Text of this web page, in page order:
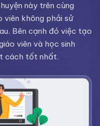
này trên cùng
viên không phải sử
Bên cạnh đó việc tạo
viên và học sinh
cách tốt nhất.